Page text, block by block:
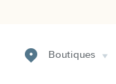
Boutiques